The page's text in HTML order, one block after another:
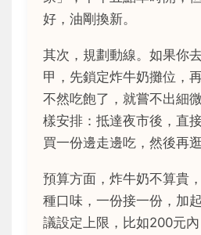
好，油剛換新。
其次，規劃動線。如果你
甲，先鎖定炸牛奶攤位，
不然吃飽了，就嘗不出細
樣安排：抵達夜市後，直
買一份邊走邊吃，然後再
預算方面，炸牛奶不算貴
種口味，一份接一份，加
議設定上限，比如200元內